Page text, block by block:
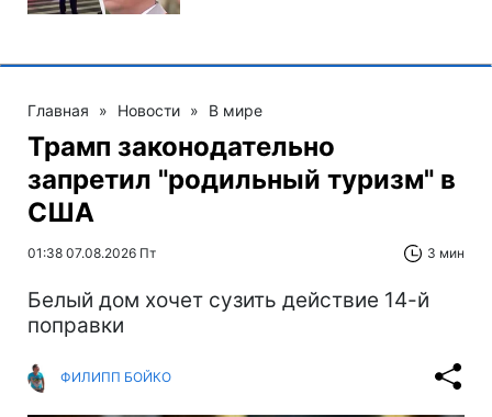
Главная » Новости » В мире
Трамп законодательно
запретил "родильный туризм" в
США
01:38 07.08.2026 Пт 3 мин
Белый дом хочет сузить действие 14-й
поправки
ФИЛИПП БОЙКО